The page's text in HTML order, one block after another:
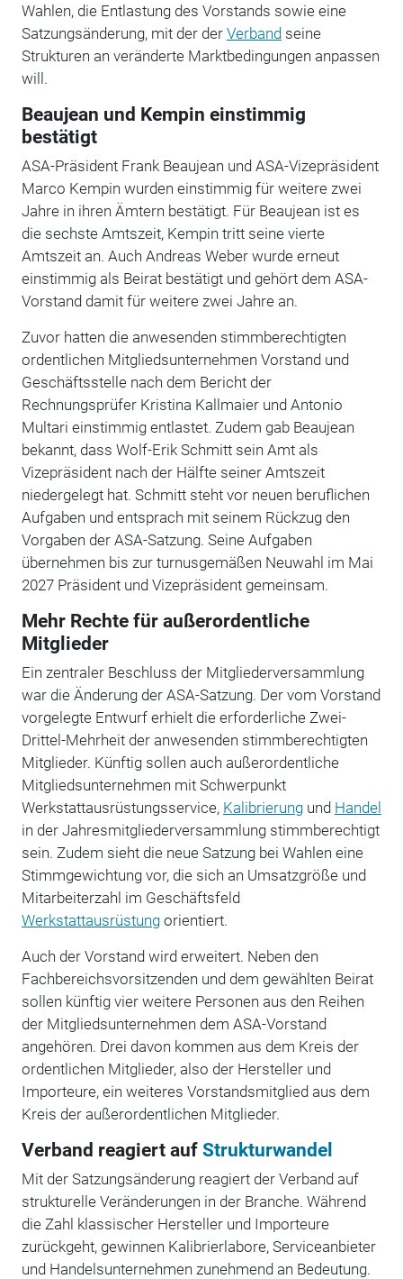
Wahlen, die Entlastung des Vorstands sowie eine
Satzungsänderung, mit der der Verbandseine
Strukturen an veränderte Marktbedingungen anpassen
will.
Beaujean und Kempin einstimmig
bestätigt
ASA-Präsident Frank Beaujean und ASA-Vizepräsident
Marco Kempin wurden einstimmig für weitere zwei
Jahre in ihren Ämtern bestätigt. Für Beaujean ist es
die sechste Amtszeit, Kempin tritt seine vierte
Amtszeit an. Auch Andreas Weber wurde erneut
einstimmig als Beirat bestätigt und gehört dem ASA-
Vorstand damit für weitere zwei Jahre an.
Zuvor hatten die anwesenden stimmberechtigten
ordentlichen Mitgliedsunternehmen Vorstand und
Geschäftsstelle nach dem Bericht der
Rechnungsprüfer Kristina Kallmaier und Antonio
Multari einstimmig entlastet. Zudem gab Beaujean
bekannt, dass Wolf-Erik Schmitt sein Amt als
Vizepräsident nach der Hälfte seiner Amtszeit
niedergelegt hat. Schmitt steht vor neuen beruflichen
Aufgaben und entsprach mit seinem Rückzug den
Vorgaben der ASA-Satzung. Seine Aufgaben
übernehmen bis zur turnusgemäßen Neuwahl im Mai
2027 Präsident und Vizepräsident gemeinsam.
Mehr Rechte für außerordentliche
Mitglieder
Ein zentraler Beschluss der Mitgliederversammlung
war die Änderung der ASA-Satzung. Der vom Vorstand
vorgelegte Entwurf erhielt die erforderliche Zwei-
Drittel-Mehrheit der anwesenden stimmberechtigten
Mitglieder. Künftig sollen auch außerordentliche
Mitgliedsunternehmen mit Schwerpunkt
Werkstattausrüstungsservice, Kalibrierungund Handel
in der Jahresmitgliederversammlung stimmberechtigt
sein. Zudem sieht die neue Satzung bei Wahlen eine
Stimmgewichtung vor, die sich an Umsatzgröße und
Mitarbeiterzahl im Geschäftsfeld
Werkstattausrüstungorientiert.
Auch der Vorstand wird erweitert. Neben den
Fachbereichsvorsitzenden und dem gewählten Beirat
sollen künftig vier weitere Personen aus den Reihen
der Mitgliedsunternehmen dem ASA-Vorstand
angehören. Drei davon kommen aus dem Kreis der
ordentlichen Mitglieder, also der Hersteller und
Importeure, ein weiteres Vorstandsmitglied aus dem
Kreis der außerordentlichen Mitglieder.
Verband reagiert auf Strukturwandel
Mit der Satzungsänderung reagiert der Verband auf
strukturelle Veränderungen in der Branche. Während
die Zahl klassischer Hersteller und Importeure
zurückgeht, gewinnen Kalibrierlabore, Serviceanbieter
und Handelsunternehmen zunehmend an Bedeutung.